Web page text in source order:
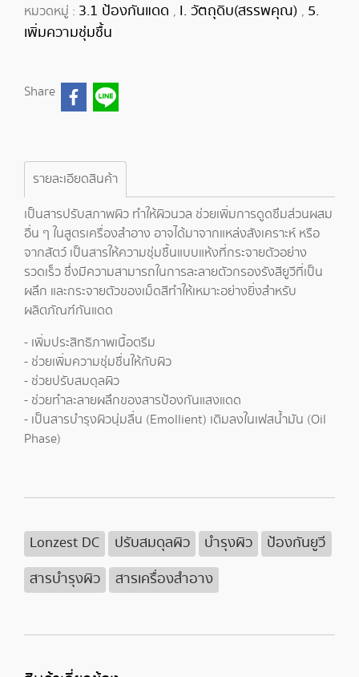
หมวดหมู่ : 3.1 ป้องกันแดด , I. วัตถุดิบ(สรรพคุณ) , 5.
เพิ่มความชุ่มชื้น
Share
รายละเอียดสินค้า
เป็นสารปรับสภาพผิว ทำให้ผิวนวล ช่วยเพิ่มการดูดซึมส่วนผสม
อื่น ๆ ในสูตรเครื่องสำอาง อาจได้มาจากแหล่งสังเคราะห์ หรือ
จากสัตว์ เป็นสารให้ความชุ่มชื้นแบบแห้งที่กระจายตัวอย่าง
รวดเร็ว ซึ่งมีความสามารถในการละลายตัวกรองรังสียูวีที่เป็น
ผลึก และกระจายตัวของเม็ดสีทำให้เหมาะอย่างยิ่งสำหรับ
ผลิตภัณฑ์กันแดด
- เพิ่มประสิทธิภาพเนื้อตรีม
- ช่วยเพิ่มความชุ่มชื่นให้กับผิว
- ช่วยปรับสมดุลผิว
- ช่วยทำละลายผลึกของสารป้องกันแสงแดด
- เป็นสารบำรุงผิวนุ่มลื่น (Emollient) เติมลงในเฟสน้ำมัน (Oil
Phase)
Lonzest DC ปรับสมดุลผิว บำรุงผิว
ป้องกันยูวี
สารบำรุงผิว
สารเครื่องสำอาง